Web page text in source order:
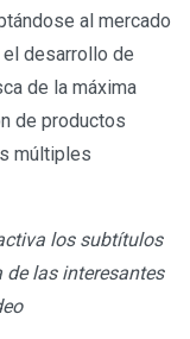
al mercado
desarrollo de
de la máxima
de productos
múltiples
los subtítulos
las interesantes